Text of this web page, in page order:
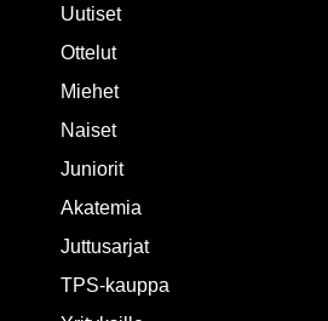
Uutiset
Ottelut
Miehet
Naiset
Juniorit
Akatemia
Juttusarjat
TPS-kauppa